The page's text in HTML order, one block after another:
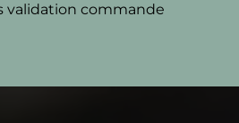
validation commande